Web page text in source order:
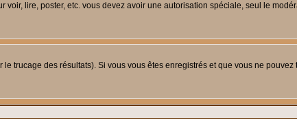
lire, poster, etc. vous devez avoir une autorisation spéciale, seul le
trucage des résultats). Si vous vous êtes enregistrés et que vous ne